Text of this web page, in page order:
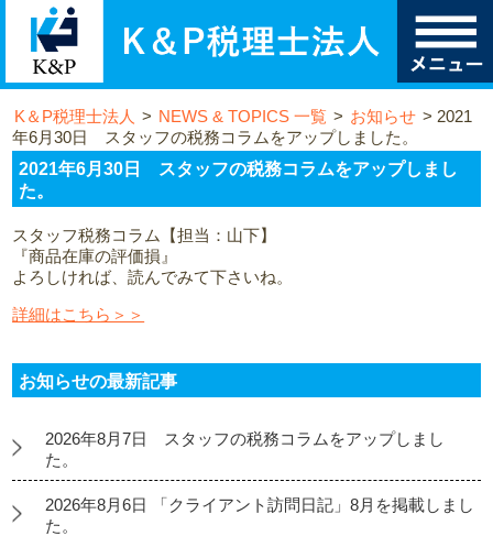
K＆P税理士法人 > NEWS & TOPICS 一覧 > お知らせ >2021
年6月30日 スタッフの税務コラムをアップしました。
2021年6月30日 スタッフの税務コラムをアップしまし
た。
スタッフ税務コラム【担当：山下】
『商品在庫の評価損』
よろしければ、読んでみて下さいね。
詳細はこちら＞＞
お知らせの最新記事
2026年8月7日 スタッフの税務コラムをアップしまし
た。
2026年8月6日 「クライアント訪問日記」8月を掲載しまし
た。